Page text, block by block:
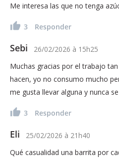
Me interesa las que no tenga
3 Responder
Sebi 26/02/2026 à 15h25
Muchas gracias por el trabajo
hacen, yo no consumo mucho
me gusta llevar alguna y nunca
3 Responder
Eli 25/02/2026 à 21h40
Qué casualidad una barrita por